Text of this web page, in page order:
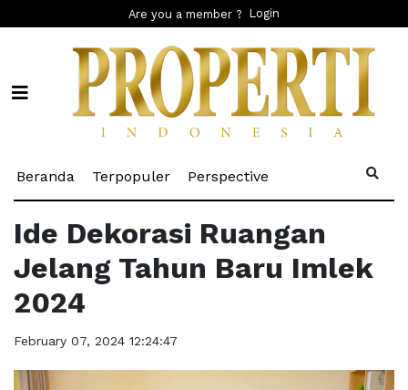
Are you a member ? Login
Beranda (current)
Terpopuler(current)
Perspective
Ide Dekorasi Ruangan
Jelang Tahun Baru Imlek
2024
February 07, 2024 12:24:47